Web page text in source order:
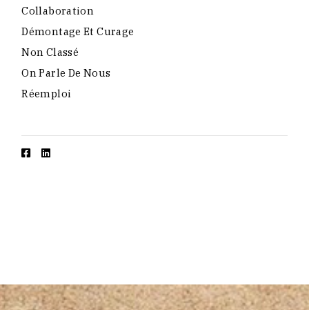
Collaboration
Démontage Et Curage
Non Classé
On Parle De Nous
Réemploi